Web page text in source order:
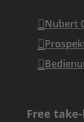
Nubert
Free